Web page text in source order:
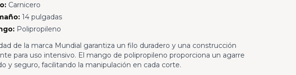
Carnicero
14 pulgadas
Polipropileno
de la marca Mundial garantiza un filo duradero y una construcción
para uso intensivo. El mango de polipropileno proporciona un agarre
y seguro, facilitando la manipulación en cada corte.